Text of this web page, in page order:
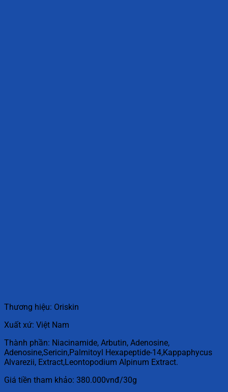
Thương hiệu: Oriskin
Xuất xứ: Việt Nam
Thành phần: Niacinamide, Arbutin, Adenosine,
Adenosine,Sericin,Palmitoyl Hexapeptide-14,Kappaphycus
Alvarezii, Extract,Leontopodium Alpinum Extract.
Giá tiền tham khảo: 380.000vnđ/30g